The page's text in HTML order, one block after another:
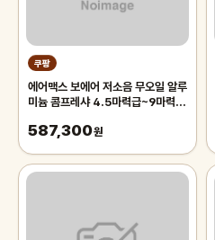
쿠팡
에어맥스 보에어 저소음 무오일 알루
미늄 콤프레샤 4.5마력급~9마력
587,300원